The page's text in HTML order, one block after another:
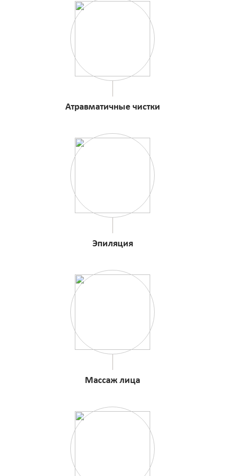
Атравматичные чистки
Эпиляция
Массаж лица